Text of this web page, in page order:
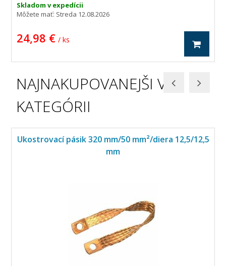
Skladom v expedícii
Môžete mať: Streda 12.08.2026
24,98 € / ks
NAJNAKUPOVANEJŠI V
KATEGÓRII
Ukostrovací pásik 320 mm/50 mm²/diera 12,5/12,5
mm